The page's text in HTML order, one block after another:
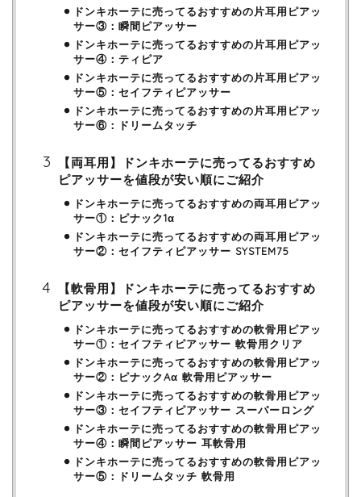
ドンキホーテに売ってるおすすめの片耳用ピアッ
サー③：瞬間ピアッサー
ドンキホーテに売ってるおすすめの片耳用ピアッ
サー④：ティピア
ドンキホーテに売ってるおすすめの片耳用ピアッ
サー⑤：セイフティピアッサー
ドンキホーテに売ってるおすすめの片耳用ピアッ
サー⑥：ドリームタッチ
【両耳用】ドンキホーテに売ってるおすすめ
ピアッサーを値段が安い順にご紹介
ドンキホーテに売ってるおすすめの両耳用ピアッ
サー①：ピナック1α
ドンキホーテに売ってるおすすめの両耳用ピアッ
サー②：セイフティピアッサー SYSTEM75
【軟骨用】ドンキホーテに売ってるおすすめ
ピアッサーを値段が安い順にご紹介
ドンキホーテに売ってるおすすめの軟骨用ピアッ
サー①：セイフティピアッサー 軟骨用クリア
ドンキホーテに売ってるおすすめの軟骨用ピアッ
サー②：ピナックAα 軟骨用ピアッサー
ドンキホーテに売ってるおすすめの軟骨用ピアッ
サー③：セイフティピアッサー スーパーロング
ドンキホーテに売ってるおすすめの軟骨用ピアッ
サー④：瞬間ピアッサー 耳軟骨用
ドンキホーテに売ってるおすすめの軟骨用ピアッ
サー⑤：ドリームタッチ 軟骨用